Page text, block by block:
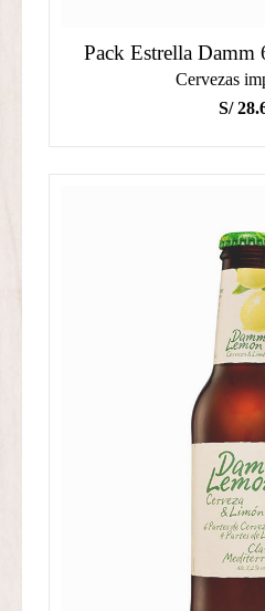
Pack Estrella Damm
Cervezas
S/